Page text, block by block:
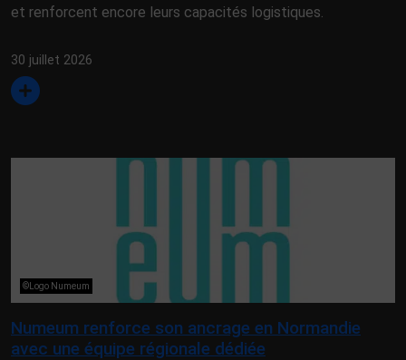
et renforcent encore leurs capacités logistiques.
30 juillet 2026
©Logo Numeum
Numeum renforce son ancrage en Normandie
avec une équipe régionale dédiée